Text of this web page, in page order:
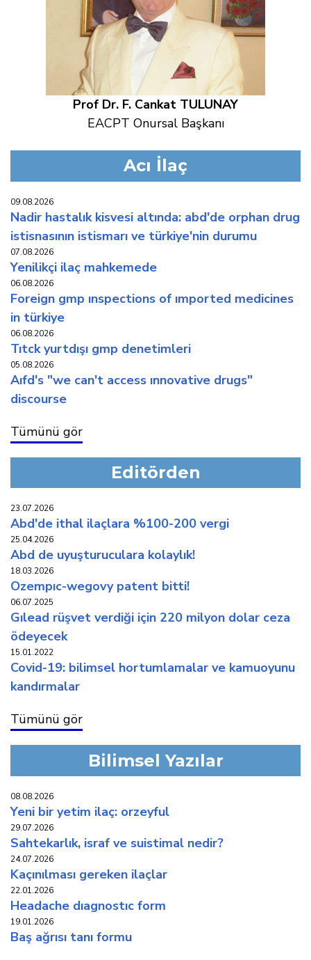
Prof Dr. F. Cankat TULUNAY
EACPT Onursal Başkanı
Acı İlaç
09.08.2026
nadir hastalık kisvesi altında: abd'de orphan drug
i̇stisnasının i̇stismarı ve türkiye'nin durumu
07.08.2026
yeni̇li̇kçi̇ i̇laç mahkemede
06.08.2026
foreign gmp inspections of imported medicines
in türkiye
06.08.2026
titck yurtdişi gmp deneti̇mleri̇
05.08.2026
aifd's "we can't access innovative drugs"
discourse
Tümünü gör
Editörden
23.07.2026
abd'de i̇thal i̇laçlara %100-200 vergi̇
25.04.2026
abd de uyuşturuculara kolaylik!
18.03.2026
ozempic-wegovy patent bi̇tti̇!
06.07.2025
gilead rüşvet verdi̇ği̇ i̇çi̇n 220 mi̇lyon dolar ceza
ödeyecek
15.01.2022
covi̇d-19: bi̇li̇msel hortumlamalar ve kamuoyunu
kandirmalar
Tümünü gör
Bilimsel Yazılar
08.08.2026
yeni̇ bi̇r yeti̇m i̇laç: orzeyful
29.07.2026
sahtekarlık, i̇sraf ve suistimal nedir?
24.07.2026
kaçinilmasi gereken i̇laçlar
22.01.2026
headache diagnostic form
19.01.2026
baş ağrisi tani formu